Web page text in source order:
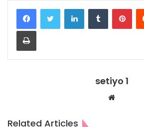
LinkedInTumblr
Print
setiyo 1
Website
Related Articles